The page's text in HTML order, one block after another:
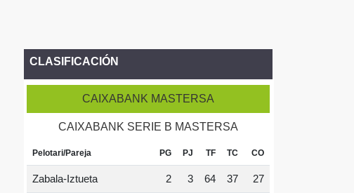
CLASIFICACIÓN
CAIXABANK MASTERSA
CAIXABANK SERIE B MASTERSA
Pelotari/Pareja PG PJ TF TC CO
Zabala-Iztueta 2 3 64 37 27